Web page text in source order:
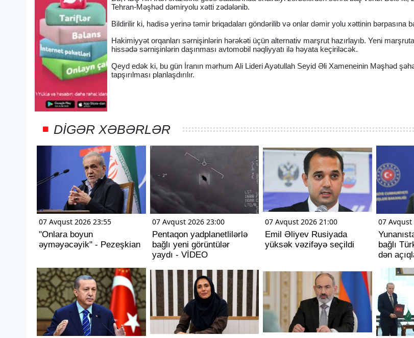
Tehran-Məşhəd dəmiryolu xətti zədələnib.
Bildirilir ki, hadisə yerinə təmir briqadaları göndərilib və onlar dəmir yolu xəttinin bərpasına
Hakimiyyət orqanları sərnişinlərin hərəkəti üçün alternativ marşrut hazırlayıb. Yeni
hissədə sərnişinlərin daşınması avtomobil nəqliyyatı ilə həyata keçiriləcək.
Qeyd edək ki, bu gün İranın mərhum Ali Lideri Ayətullah Seyid Əli Xameneinin Məşhəd
tapşırılması planlaşdırılır.
DIGƏR XƏBƏRLƏR
07 Avqust 2026 23:55
"Onlara boyun
əyməyəcəyik" - Pezeşkian
07 Avqust 2026 23:00
Pentaqon yadplanetlilərlə
bağlı yeni görüntülər
yaydı - VİDEO
07 Avqust 2026 21:00
Emil Əliyev Rusiyada
yüksək vəzifəyə seçildi
07 Avqust
bağlı
dən